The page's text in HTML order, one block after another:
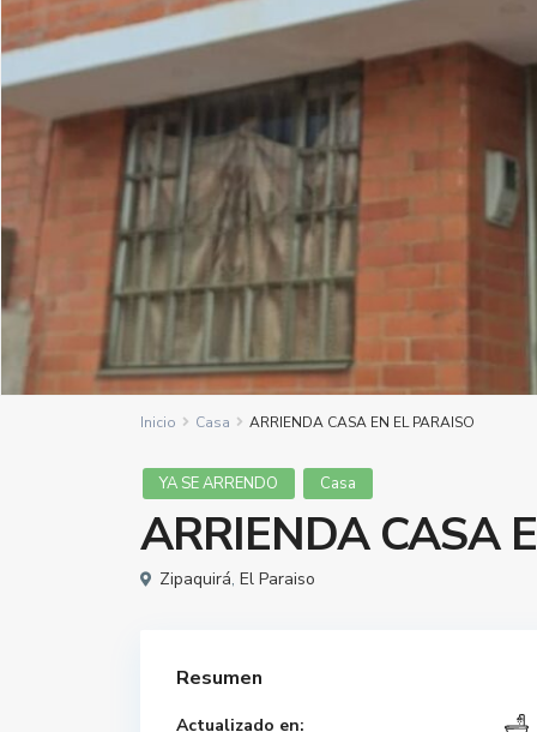
Inicio Casa ARRIENDA CASA EN EL PARAISO
YA SE ARRENDO Casa
ARRIENDA CASA
Zipaquirá, El Paraiso
Resumen
Actualizado en: